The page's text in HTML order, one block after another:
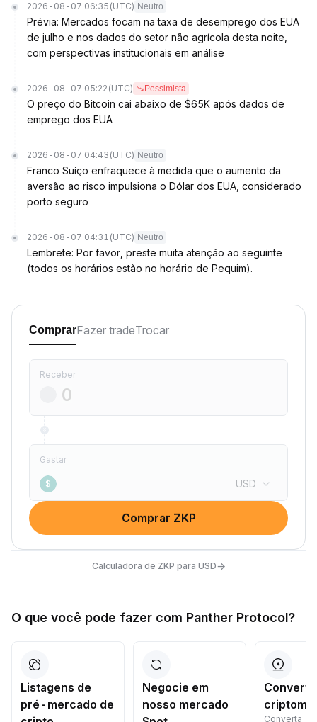
2026-08-07 06:35 (UTC) Neutro
Prévia: Mercados focam na taxa de desemprego dos EUA
de julho e nos dados do setor não agrícola desta noite,
com perspectivas institucionais em análise
2026-08-07 05:22 (UTC) Pessimista
O preço do Bitcoin cai abaixo de $65K após dados de
emprego dos EUA
2026-08-07 04:43 (UTC) Neutro
Franco Suíço enfraquece à medida que o aumento da
aversão ao risco impulsiona o Dólar dos EUA, considerado
porto seguro
2026-08-07 04:31 (UTC) Neutro
Lembrete: Por favor, preste muita atenção ao seguinte
(todos os horários estão no horário de Pequim).
ComprarFazer tradeTrocar
Receber
Gastar
$ USD
Comprar ZKP
Calculadora de ZKP para USD→
O que você pode fazer com Panther Protocol?
Listagens de
pré-mercado de
Negocie em
nosso mercado
Converta